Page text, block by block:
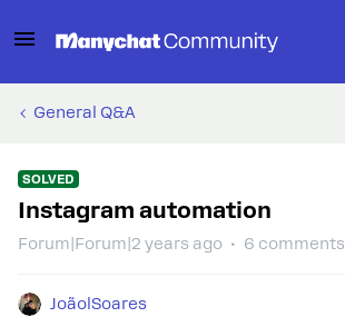
General Q&A
SOLVED
Instagram automation
Forum|Forum|2 years ago 6 comments
JoãolSoares